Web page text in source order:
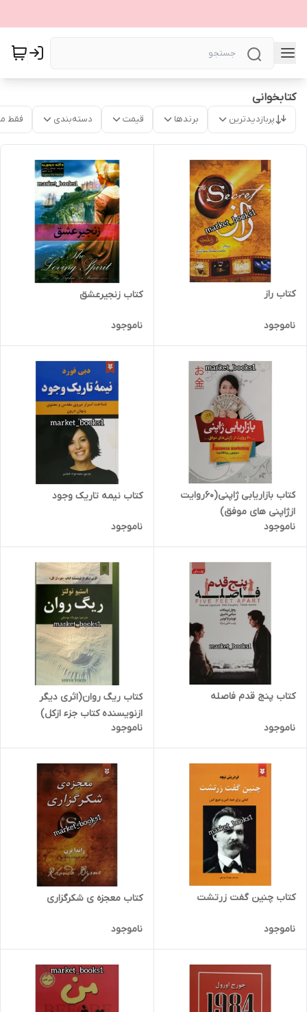
کتابخوانی
پربازدیدترین برندها قیمت دسته‌بندی فقط
کتاب راز
ناموجود
کتاب زنجیرعشق
ناموجود
کتاب بازاریابی ژاپنی(60روایت
ازژاپنی های موفق)
ناموجود
کتاب نیمه تاریک وجود
ناموجود
کتاب پنج قدم فاصله
ناموجود
کتاب ریگ روان(اثری دیگر
ازنویسنده کتاب جزء ازکل)
ناموجود
کتاب چنین گفت زرتشت
ناموجود
کتاب معجزه ی شکرگزاری
ناموجود